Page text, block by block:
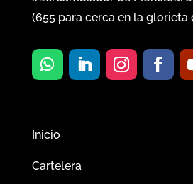
(655para cerca en la glorieta
Inicio
Cartelera